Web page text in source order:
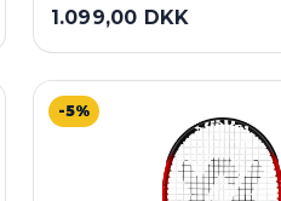
1.099,00 DKK
-5%